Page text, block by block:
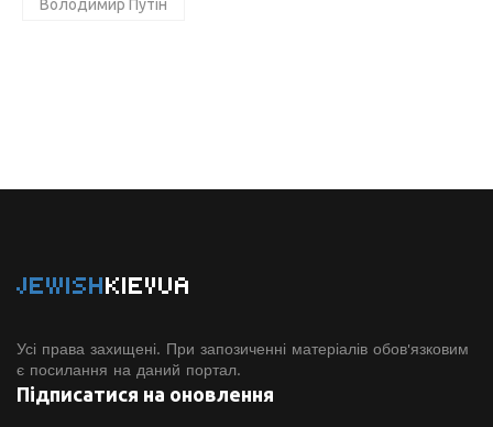
Володимир Путін
JEWISHKIEVUA
Усі права захищені. При запозиченні матеріалів обов'язковим
є посилання на даний портал.
Підписатися на оновлення